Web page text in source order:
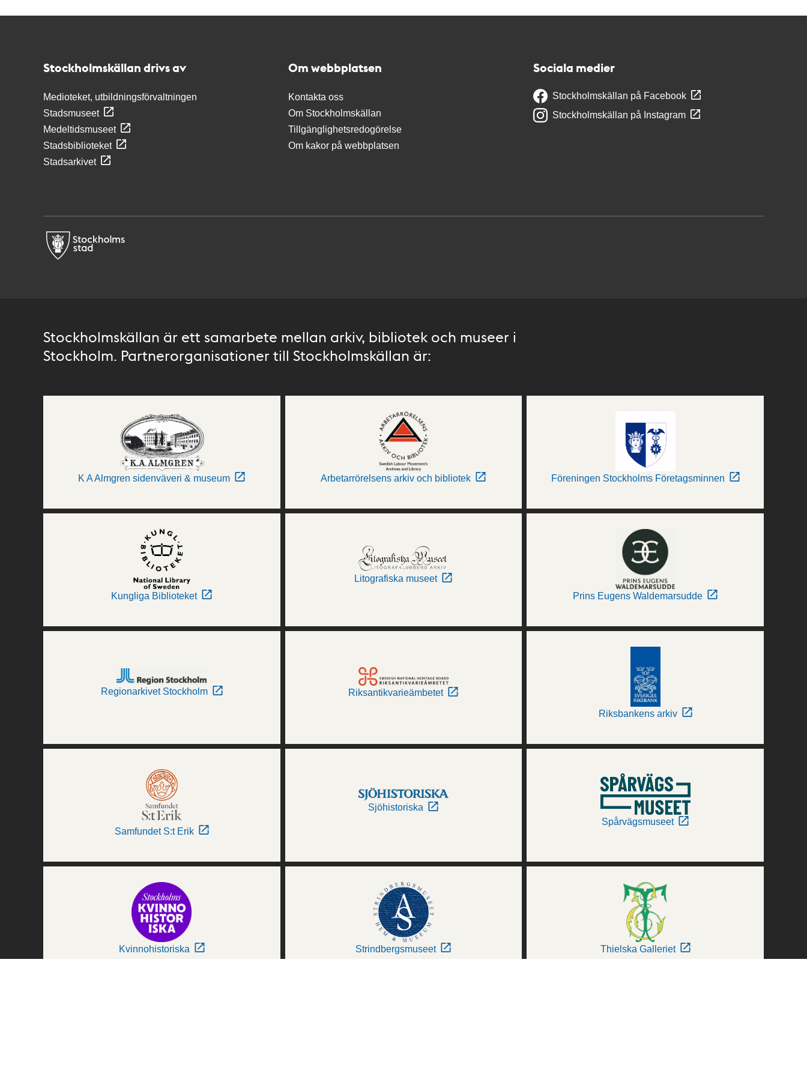
Stockholmskällan drivs av
Medioteket, utbildningsförvaltningen
Stadsmuseet
Medeltidsmuseet
Stadsbiblioteket
Stadsarkivet
Om webbplatsen
Kontakta oss
Om Stockholmskällan
Tillgänglighetsredogörelse
Om kakor på webbplatsen
Sociala medier
Stockholmskällan på Facebook
Stockholmskällan på Instagram
Stockholmskällan är ett samarbete mellan arkiv, bibliotek och museer i
Stockholm. Partnerorganisationer till Stockholmskällan är:
K A Almgren sidenväveri & museum Arbetarrörelsens arkiv och bibliotek Föreningen Stockholms Företagsminnen
Kungliga Biblioteket
Litografiska museet
Prins Eugens Waldemarsudde
Regionarkivet Stockholm Riksantikvarieämbetet
Riksbankens arkiv
Samfundet S:t Erik
Sjöhistoriska
Spårvägsmuseet
Kvinnohistoriska Strindbergsmuseet Thielska Galleriet